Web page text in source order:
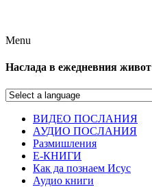
Menu
Наслада в ежедневния живот
ВИДЕО ПОСЛАНИЯ
АУДИО ПОСЛАНИЯ
Размишления
Е-КНИГИ
Как да познаем Исус
Аудио книги